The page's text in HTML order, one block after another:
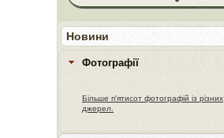
Новини
Фотографії
Більше п'ятисот фотографій із різних
джерел.